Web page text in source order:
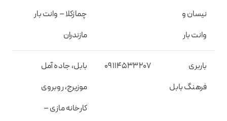
نیسان و
وانت بار
چمازکلا – وانت بار
مازندران
باربری
فرهنگ بابل
09114533207
بابل، جاده آمل
موزیرج، روبروی
کارخانه مازی –